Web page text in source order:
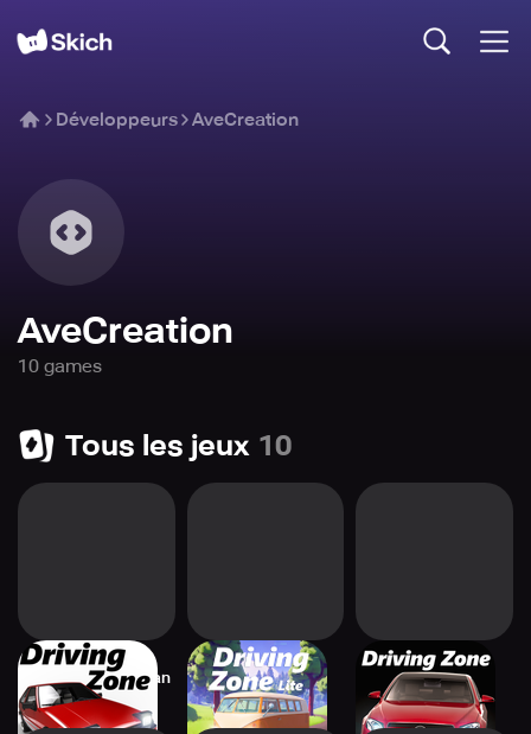
Développeurs AveCreation
AveCreation
10 games
Tous les jeux 10
Driving Zone: Japan
Driving Zone:
Offroad Lite
Driving Zone:
Germany Pro